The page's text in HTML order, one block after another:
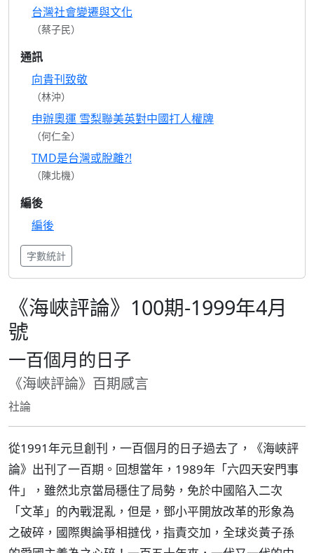
台灣社會變遷與文化
（蔡子民）
通訊
向貴刊致敬
（林沖）
申辦奧運 雪梨聯美英對中國打人權牌
（何仁全）
TMD是台灣或脫離?!
（陳北機）
編後
編後
字數統計
《海峽評論》100期-1999年4月
號
一百個月的日子
《海峽評論》百期感言
社論
從1991年元旦創刊，一百個月的日子過去了，《海峽評
論》出刊了一百期。回想當年，1989年「六四天安門事
件」，雖然北京當局穩住了局勢，免於中國陷入二次
「文革」的內戰混亂，但是，鄧小平開放改革的形象為
之破碎，國際輿論爭相撻伐，指責交加，全球炎黃子孫